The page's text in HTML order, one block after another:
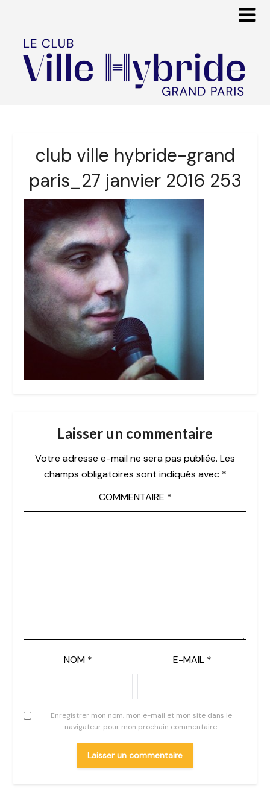
club ville hybride-grand
paris_27 janvier 2016 253
Laisser un commentaire
Votre adresse e-mail ne sera pas publiée. Les
champs obligatoires sont indiqués avec *
COMMENTAIRE *
NOM * E-MAIL *
Enregistrer mon nom, mon e-mail et mon site dans le
navigateur pour mon prochain commentaire.